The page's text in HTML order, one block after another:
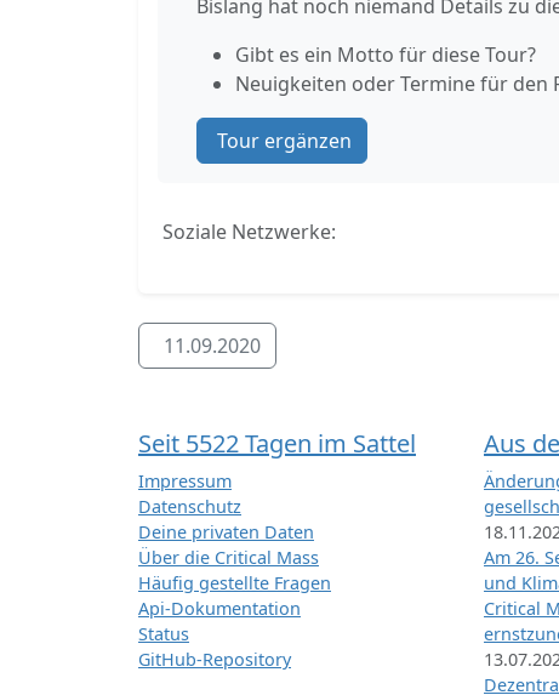
Bislang hat noch niemand Details zu
Gibt es ein Motto für diese Tour?
Neuigkeiten oder Termine für den
Tour ergänzen
Soziale Netzwerke:
11.09.2020
Seit 5522 Tagen im Sattel
Impressum
Datenschutz
Deine privaten Daten
Über die Critical Mass
Häufig gestellte Fragen
Api-Dokumentation
Status
GitHub-Repository
Aus
Am 26.
und
Critical